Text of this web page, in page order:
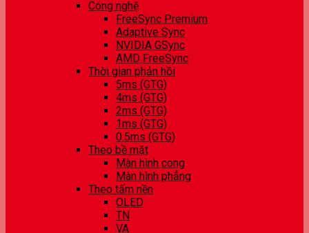
Công nghệ
FreeSync Premium
Adaptive Sync
NVIDIA GSync
AMD FreeSync
Thời gian phản hồi
5ms (GTG)
4ms (GTG)
2ms (GTG)
1ms (GTG)
0.5ms (GTG)
Theo bề mặt
Màn hình cong
Màn hình phẳng
Theo tấm nền
OLED
TN
VA